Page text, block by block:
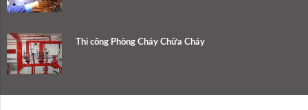
Thi công Phòng Cháy Chữa Cháy